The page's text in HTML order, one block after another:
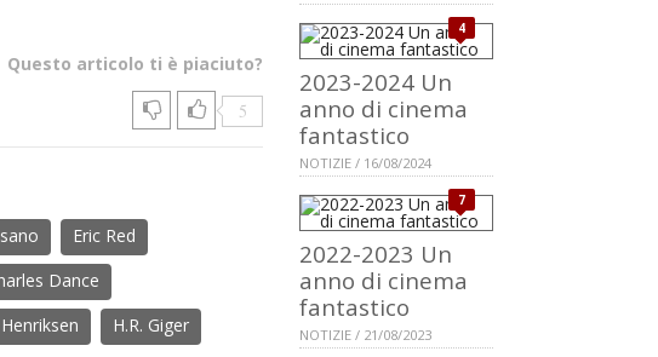
Questo articolo ti è piaciuto?
5
Eric Red
Dance
H.R. Giger
4
2023-2024 Un
anno di cinema
fantastico
NOTIZIE / 16/08/2024
7
2022-2023 Un
anno di cinema
fantastico
NOTIZIE / 21/08/2023